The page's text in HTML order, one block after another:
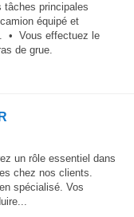
tâches principales
équipé et
• Vous effectuez le
de grue.
un rôle essentiel dans
chez nos clients.
spécialisé. Vos